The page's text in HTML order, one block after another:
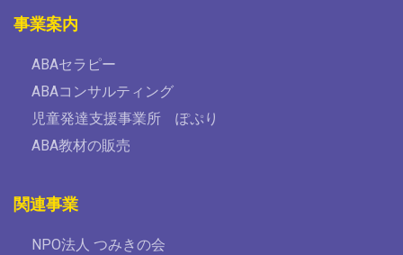
事業案内
ABAセラピー
ABAコンサルティング
児童発達支援事業所 ぽぷり
ABA教材の販売
関連事業
NPO法人 つみきの会